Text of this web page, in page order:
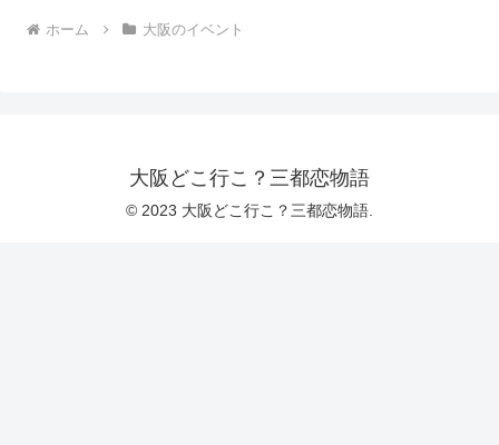
ホーム 大阪のイベント
大阪どこ行こ？三都恋物語
© 2023 大阪どこ行こ？三都恋物語.